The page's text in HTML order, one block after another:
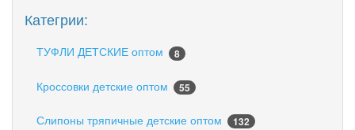
Категрии:
ТУФЛИ ДЕТСКИЕ оптом 8
Кроссовки детские оптом 55
Слипоны тряпичные детские оптом 132